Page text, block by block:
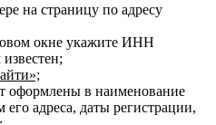
на страницу по адресу
окне укажите ИНН
оформлены в наименование
его адреса, даты регистрации,